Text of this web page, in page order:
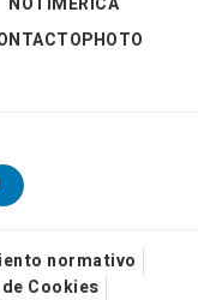
normativo
Cookies